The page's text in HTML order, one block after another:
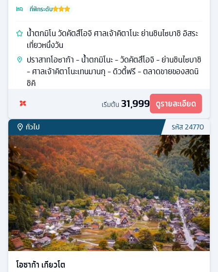
ที่พักระดับ
น้ำตกมิโน วัดคัตสึโอจิ ศาลเจ้าคิตาโนะ ย่านชินไซบาชิ อิสระ
เที่ยวหนึ่งวัน
ปราสาทโอซาก้า - น้ำตกมิโนะ - วัดคัตสึโอจิ - ย่านชินไซบาชิ
- ศาลเจ้าคิตาโนะเทนมานกุ - ดิวตี้ฟรี - ตลาดขายของสดนิ
ชิคิ
เริ่มต้น 31,999 ดูรายละเอียด
ทั่วไป รหัส24770
โอซาก้า เกียวโต